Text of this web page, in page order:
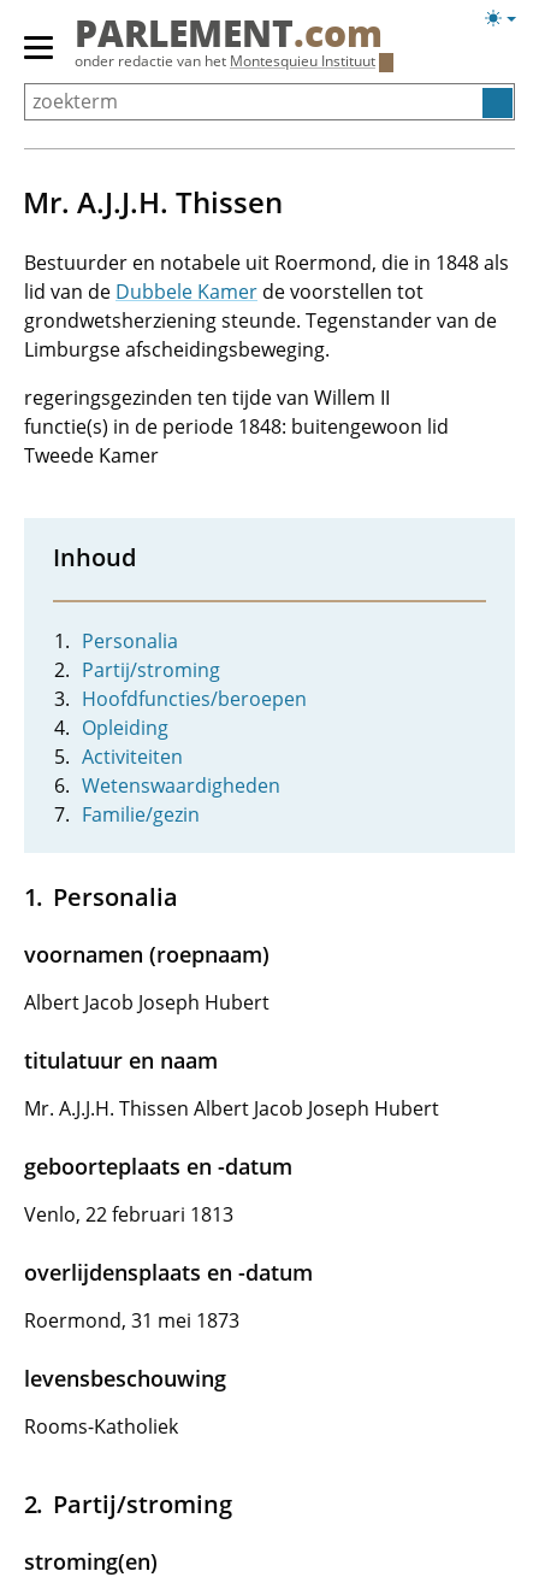
Overslaan
Primair
menu
tonen/verbergen
PARLEMENT.com
onder redactie van het Montesquieu Instituut
Mr. A.J.J.H. Thissen
Bestuurder en notabele uit Roermond, die in 1848 als
lid van de Dubbele Kamer de voorstellen tot
grondwetsherziening steunde. Tegenstander van de
Limburgse afscheidingsbeweging.
regeringsgezinden ten tijde van Willem II
functie(s) in de periode 1848: buitengewoon lid
Tweede Kamer
Inhoud
Personalia
Partij/stroming
Hoofdfuncties/beroepen
Opleiding
Activiteiten
Wetenswaardigheden
Familie/gezin
Personalia
voornamen (roepnaam)
Albert Jacob Joseph Hubert
titulatuur en naam
Mr. A.J.J.H. Thissen Albert Jacob Joseph Hubert
geboorteplaats en -datum
Venlo, 22 februari 1813
overlijdensplaats en -datum
Roermond, 31 mei 1873
levensbeschouwing
Rooms-Katholiek
Partij/stroming
stroming(en)